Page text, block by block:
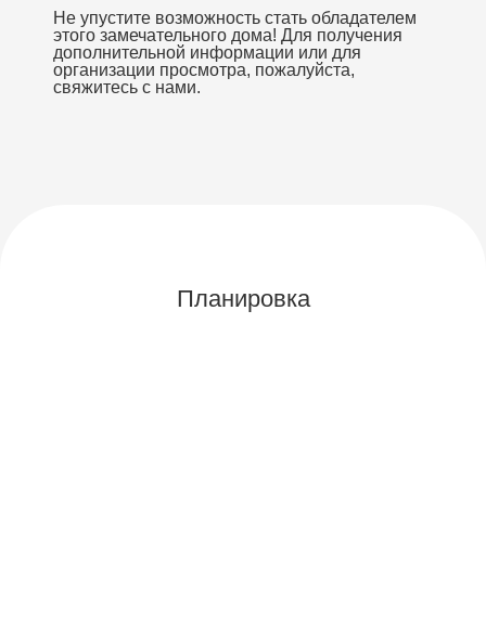
Не упустите возможность стать обладателем
этого замечательного дома! Для получения
дополнительной информации или для
организации просмотра, пожалуйста,
свяжитесь с нами.
Планировка